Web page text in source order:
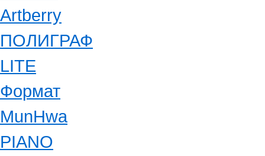
Artberry
ПОЛИГРАФ
LITE
Формат
MunHwa
PIANO